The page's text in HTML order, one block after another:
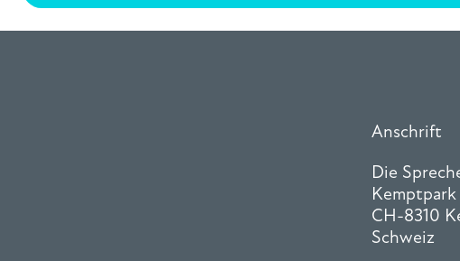
Anschrift
Die
CH-8310
Schweiz